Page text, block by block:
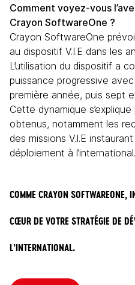
Comment voyez-vous
Crayon SoftwareOne ?
Crayon SoftwareOne
au dispositif V.I.E dans les
L’utilisation du dispositif a
puissance progressive
première année, puis sept
Cette dynamique
obtenus, notamment les
des missions V.I.E
déploiement à l’international.
COMME CRAYON SOFTWAREONE,
CŒUR DE VOTRE STRATÉGIE DE
L’INTERNATIONAL.